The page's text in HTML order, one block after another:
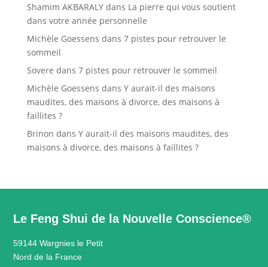
Shamim AKBARALYdans La pierre qui vous soutient
dans votre année personnelle
Michèle Goessens dans 7 pistes pour retrouver le
sommeil
Sovere dans 7 pistes pour retrouver le sommeil
Michèle Goessens dans Y aurait-il des maisons
maudites, des maisons à divorce, des maisons à
faillites ?
Brinon dans Y aurait-il des maisons maudites, des
maisons à divorce, des maisons à faillites ?
Le Feng Shui de la Nouvelle Conscience®
59144 Wargnies le Petit
Nord de la France